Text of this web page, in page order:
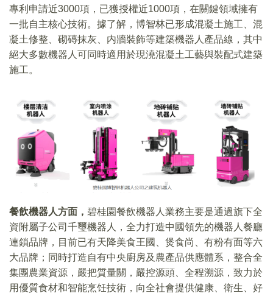
專利申請近3000項，已獲授權近1000項，在關鍵領域擁有
一批自主核心技術。據了解，博智林已形成混凝土施工、混
凝土修整、砌磚抹灰、内牆裝飾等建築機器人產品線，其中
絕大多數機器人可同時適用於現澆混凝土工藝與裝配式建築
施工。
餐飲機器人方面， 碧桂園餐飲機器人業務主要是通過旗下全
資附屬子公司千璽機器人，全力打造中國領先的機器人餐廳
連鎖品牌，目前已有天降美食王國、煲食尚、有粉有面等六
大品牌；同時打造自有中央廚房及農產品供應體系，整合全
集團農業資源，嚴把質量關，嚴控源頭、全程溯源，致力於
用優質食材和智能烹饪技術，向全社會提供健康、衛生、好